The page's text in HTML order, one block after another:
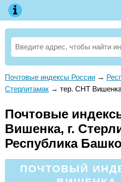
Почтовые индексы России →
Стерлитамак → тер. СНТ
Почтовые
Вишенка, г.
Республика
ПОЧТОВЫЙ